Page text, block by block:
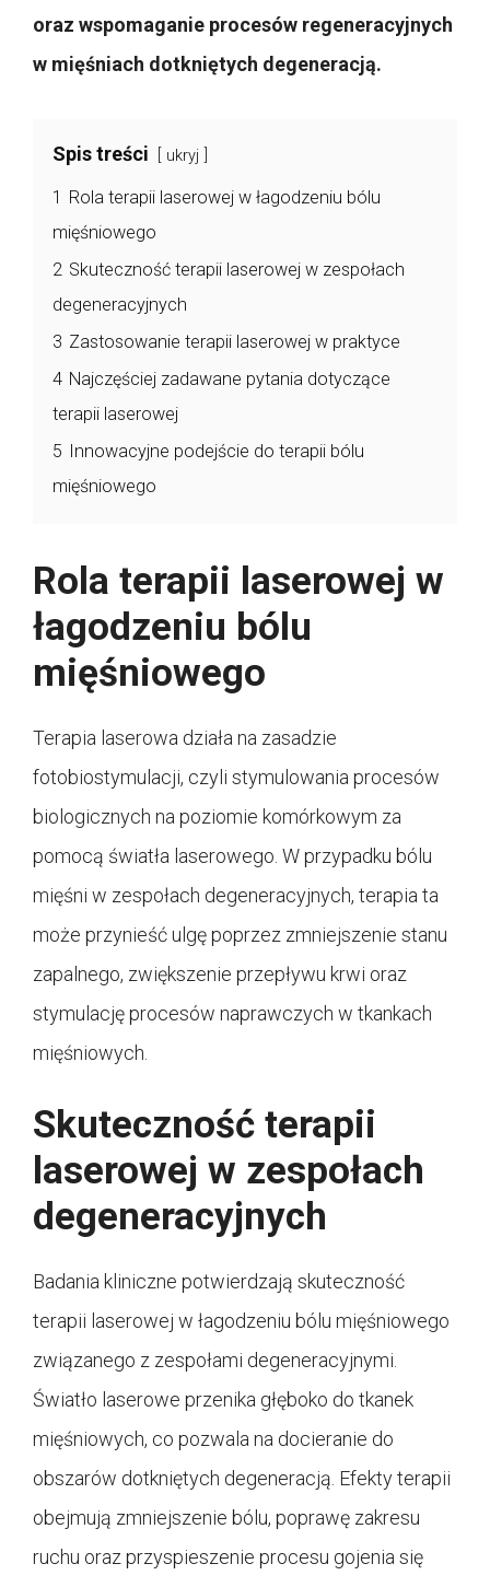
oraz wspomaganie procesów regeneracyjnych
w mięśniach dotkniętych degeneracją.
Spis treści ukryj
1 Rola terapii laserowej w łagodzeniu bólu
mięśniowego
2 Skuteczność terapii laserowej w zespołach
degeneracyjnych
3 Zastosowanie terapii laserowej w praktyce
4 Najczęściej zadawane pytania dotyczące
terapii laserowej
5 Innowacyjne podejście do terapii bólu
mięśniowego
Rola terapii laserowej w
łagodzeniu bólu
mięśniowego
Terapia laserowa działa na zasadzie
fotobiostymulacji, czyli stymulowania procesów
biologicznych na poziomie komórkowym za
pomocą światła laserowego. W przypadku bólu
mięśni w zespołach degeneracyjnych, terapia ta
może przynieść ulgę poprzez zmniejszenie stanu
zapalnego, zwiększenie przepływu krwi oraz
stymulację procesów naprawczych w tkankach
mięśniowych.
Skuteczność terapii
laserowej w zespołach
degeneracyjnych
Badania kliniczne potwierdzają skuteczność
terapii laserowej w łagodzeniu bólu mięśniowego
związanego z zespołami degeneracyjnymi.
Światło laserowe przenika głęboko do tkanek
mięśniowych, co pozwala na docieranie do
obszarów dotkniętych degeneracją. Efekty terapii
obejmują zmniejszenie bólu, poprawę zakresu
ruchu oraz przyspieszenie procesu gojenia się